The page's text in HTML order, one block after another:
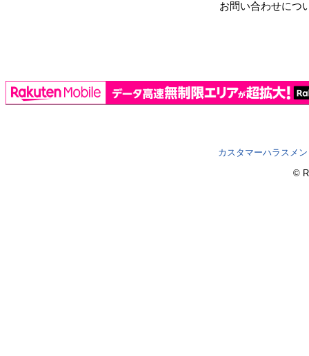
お問い合わせにつ
カスタマーハラスメ
©